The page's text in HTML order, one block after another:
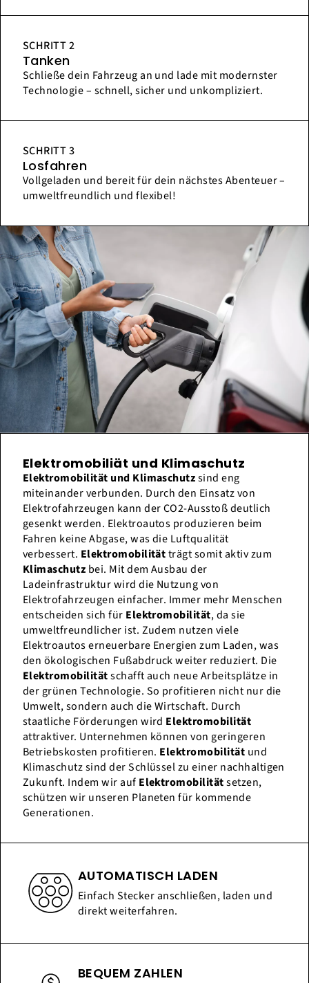
SCHRITT 2
Tanken
Schließe dein Fahrzeug an und lade mit modernster
Technologie – schnell, sicher und unkompliziert.
SCHRITT 3
Losfahren
Vollgeladen und bereit für dein nächstes Abenteuer –
umweltfreundlich und flexibel!
Elektromobiliät und Klimaschutz
Elektromobilität und Klimaschutzsind eng
miteinander verbunden. Durch den Einsatz von
Elektrofahrzeugen kann der CO2-Ausstoß deutlich
gesenkt werden. Elektroautos produzieren beim
Fahren keine Abgase, was die Luftqualität
verbessert. Elektromobilitätträgt somit aktiv zum
Klimaschutz bei. Mit dem Ausbau der
Ladeinfrastruktur wird die Nutzung von
Elektrofahrzeugen einfacher. Immer mehr Menschen
entscheiden sich für Elektromobilität, da sie
umweltfreundlicher ist. Zudem nutzen viele
Elektroautos erneuerbare Energien zum Laden, was
den ökologischen Fußabdruck weiter reduziert. Die
Elektromobilitätschafft auch neue Arbeitsplätze in
der grünen Technologie. So profitieren nicht nur die
Umwelt, sondern auch die Wirtschaft. Durch
staatliche Förderungen wird Elektromobilität
attraktiver. Unternehmen können von geringeren
Betriebskosten profitieren. Elektromobilität und
Klimaschutz sind der Schlüssel zu einer nachhaltigen
Zukunft. Indem wir auf Elektromobilitätsetzen,
schützen wir unseren Planeten für kommende
Generationen.
AUTOMATISCH LADEN
Einfach Stecker anschließen, laden und
direkt weiterfahren.
BEQUEM ZAHLEN